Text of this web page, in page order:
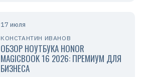
17 июля
КОНСТАНТИН ИВАНОВ
ОБЗОР НОУТБУКА HONOR
MAGICBOOK 16 2026: ПРЕМИУМ ДЛЯ
БИЗНЕСА